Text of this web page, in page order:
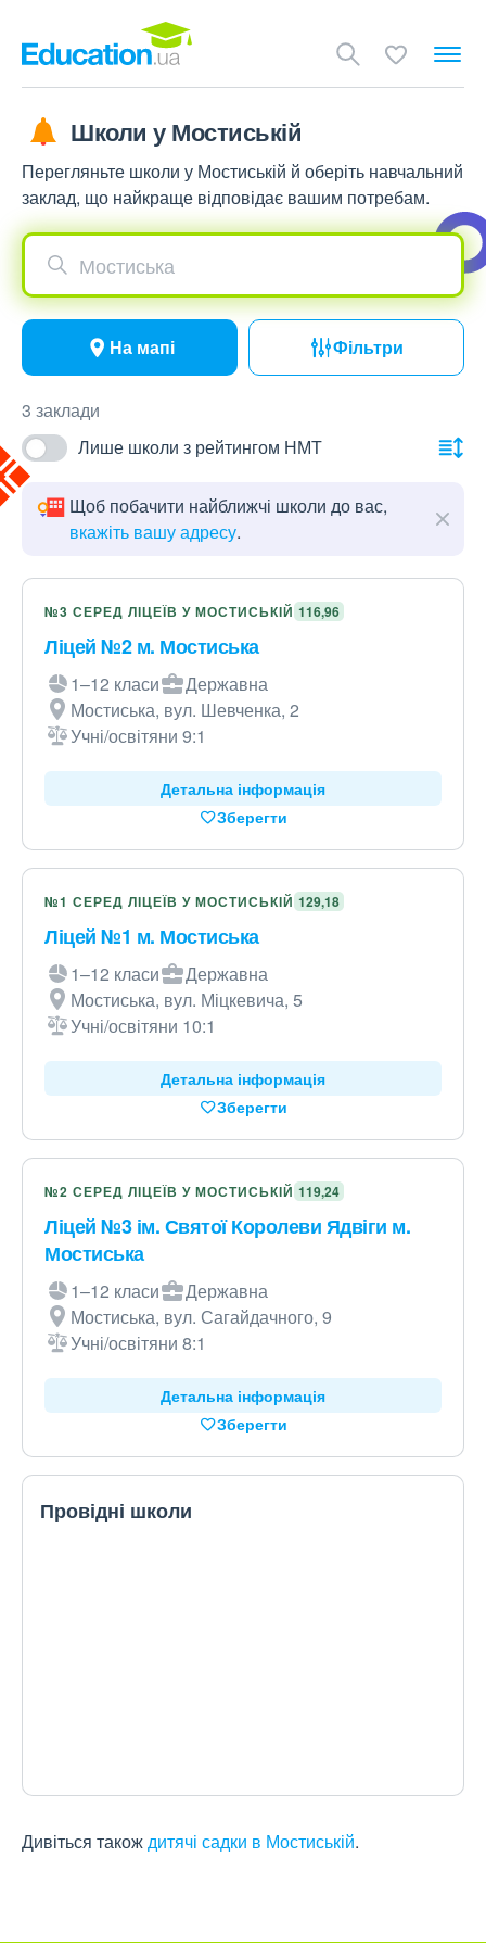
Школи у Мостиській
Перегляньте школи у Мостиській й оберіть навчальний
заклад, що найкраще відповідає вашим потребам.
Мостиська
На мапі Фільтри
3 заклади
Лише школи з рейтингом НМТ
Щоб побачити найближчі школи до вас,
вкажіть вашу адресу.
№3 СЕРЕД ЛІЦЕЇВ У МОСТИСЬКІЙ 116,96
Ліцей №2 м. Мостиська
1–12 класи
Державна
Мостиська, вул. Шевченка, 2
Учні/освітяни 9:1
Детальна інформація
Зберегти
№1 СЕРЕД ЛІЦЕЇВ У МОСТИСЬКІЙ 129,18
Ліцей №1 м. Мостиська
1–12 класи
Державна
Мостиська, вул. Міцкевича, 5
Учні/освітяни 10:1
Детальна інформація
Зберегти
№2 СЕРЕД ЛІЦЕЇВ У МОСТИСЬКІЙ 119,24
Ліцей №3 ім. Святої Королеви Ядвіги м.
Мостиська
1–12 класи
Державна
Мостиська, вул. Сагайдачного, 9
Учні/освітяни 8:1
Детальна інформація
Зберегти
Провідні школи
Дивіться такождитячі садки в Мостиській.